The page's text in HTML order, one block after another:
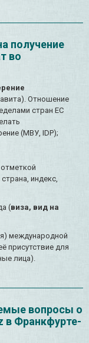
получение
во
Отношение
стран ЕС
(МВУ, IDP);
индекс,
(виза, вид на
международной
присутствие для
лица).
вопросы о
в Франкфурте-